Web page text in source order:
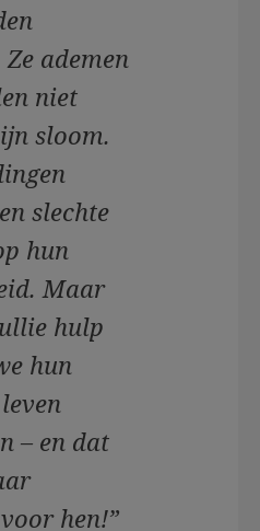
ademen
niet
sloom.
slechte
hun
Maar
hulp
hun
– en dat
hen!”